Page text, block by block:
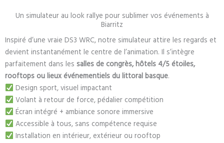
Un simulateur au look rallye pour sublimer vos événements à
Biarritz
Inspiré d’une vraie DS3 WRC, notre simulateur attire les regards et
devient instantanément le centre de l’animation. Il s’intègre
parfaitement dans les salles de congrès, hôtels 4/5 étoiles,
rooftops ou lieux événementiels du littoral basque.
Design sport, visuel impactant
Volant à retour de force, pédalier compétition
Écran intégré + ambiance sonore immersive
Accessible à tous, sans compétence requise
Installation en intérieur, extérieur ou rooftop